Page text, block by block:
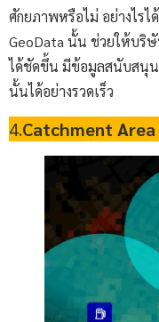
ศักยภาพหรือไม่ อย่างไรไ
GeoData นั้น ช่วยให้บริ
ได้ชัดขึ้น มีข้อมูลสนับสนุน
นั้นได้อย่างรวดเร็ว
4.Catchment Area